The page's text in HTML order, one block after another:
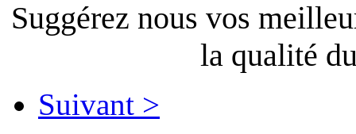
Suggérez nous vos
la qualité
Suivant >